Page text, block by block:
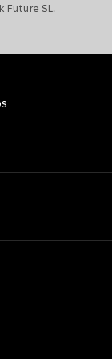
Future SL.